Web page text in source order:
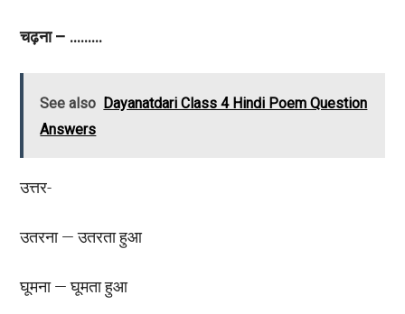
चढ़ना – ………
See also Dayanatdari Class 4 Hindi Poem Question
Answers
उत्तर-
उतरना — उतरता हुआ
घूमना — घूमता हुआ